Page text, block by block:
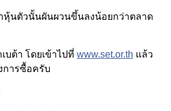
หุ้นตัวนั้นผันผวนขึ้นลงน้อยกว่าตลาด
บต้า โดยเข้าไปที่ www.set.or.th แล้ว
การซื้อครับ